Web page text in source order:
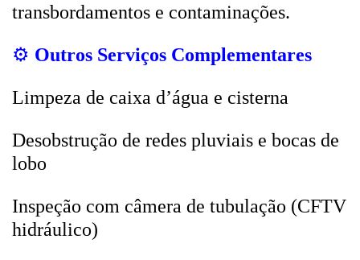
transbordamentos e contaminações.
⚙️ Outros Serviços Complementares
Limpeza de caixa d’água e cisterna
Desobstrução de redes pluviais e bocas de
lobo
Inspeção com câmera de tubulação (CFTV
hidráulico)